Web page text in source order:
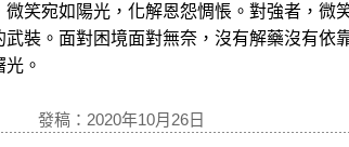
笑宛如陽光，化解恩怨惆悵。對強者，微
裝。面對困境面對無奈，沒有解藥沒有依
。
發稿：2020年10月26日